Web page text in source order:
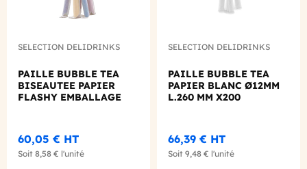
SELECTION DELIDRINKS
PAILLE BUBBLE TEA
BISEAUTEE PAPIER
FLASHY EMBALLAGE
60,05 € HT
Soit 8,58 € l'unité
SELECTION DELIDRINKS
PAILLE BUBBLE TEA
PAPIER BLANC Ø12MM
L.260 MM X200
66,39 € HT
Soit 9,48 € l'unité